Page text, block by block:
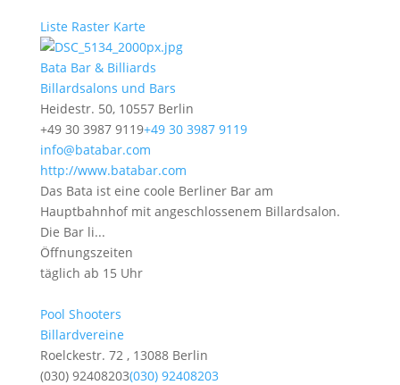
Liste Raster Karte
Bata Bar & Billiards
Billardsalons und Bars
Heidestr. 50, 10557 Berlin
+49 30 3987 9119+49 30 3987 9119
info@batabar.com
http://www.batabar.com
Das Bata ist eine coole Berliner Bar am
Hauptbahnhof mit angeschlossenem Billardsalon.
Die Bar li...
Öffnungszeiten
täglich ab 15 Uhr
Pool Shooters
Billardvereine
Roelckestr. 72 , 13088 Berlin
(030) 92408203(030) 92408203